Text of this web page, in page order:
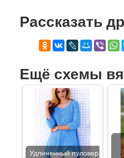
Рассказать
Ещё схемы
Удлиненный пуловер